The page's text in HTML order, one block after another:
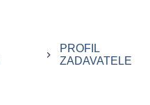
keyboard_arrow_right
PROFIL
ZADAVATELE